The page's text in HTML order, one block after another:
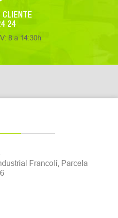
CLIENTE
24
8 a 14:30h
Francolí, Parcela